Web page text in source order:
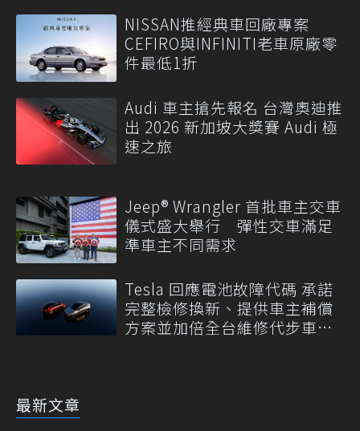
NISSAN推經典車回廠專案
CEFIRO與INFINITI老車原廠零
件最低1折
Audi 車主搶先報名 台灣奧迪推
出 2026 新加坡大獎賽 Audi 極
速之旅
Jeep® Wrangler 首批車主交車
儀式盛大舉行 彈性交車滿足
準車主不同需求
Tesla 回應電池故障代碼 承諾
完整檢修換新、提供車主補償
方案並加倍全台維修代步車數
最新文章